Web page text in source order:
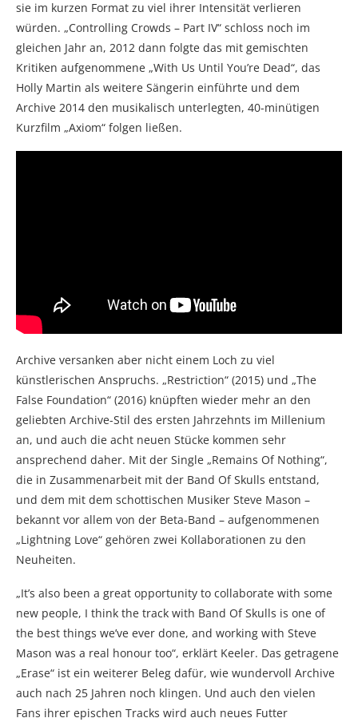
sie im kurzen Format zu viel ihrer Intensität verlieren
würden. „Controlling Crowds – Part IV“ schloss noch im
gleichen Jahr an, 2012 dann folgte das mit gemischten
Kritiken aufgenommene „With Us Until You’re Dead“, das
Holly Martin als weitere Sängerin einführte und dem
Archive 2014 den musikalisch unterlegten, 40-minütigen
Kurzfilm „Axiom“ folgen ließen.
Archive versanken aber nicht einem Loch zu viel
künstlerischen Anspruchs. „Restriction“ (2015) und „The
False Foundation“ (2016) knüpften wieder mehr an den
geliebten Archive-Stil des ersten Jahrzehnts im Millenium
an, und auch die acht neuen Stücke kommen sehr
ansprechend daher. Mit der Single „Remains Of Nothing“,
die in Zusammenarbeit mit der Band Of Skulls entstand,
und dem mit dem schottischen Musiker Steve Mason –
bekannt vor allem von der Beta-Band – aufgenommenen
„Lightning Love“ gehören zwei Kollaborationen zu den
Neuheiten.
„It’s also been a great opportunity to collaborate with some
new people, I think the track with Band Of Skulls is one of
the best things we’ve ever done, and working with Steve
Mason was a real honour too“, erklärt Keeler. Das getragene
„Erase“ ist ein weiterer Beleg dafür, wie wundervoll Archive
auch nach 25 Jahren noch klingen. Und auch den vielen
Fans ihrer epischen Tracks wird auch neues Futter